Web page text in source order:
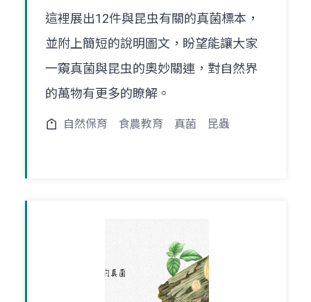
這裡展出12件與昆虫有關的真菌標本，
並附上簡短的說明圖文，盼望能讓大家
一窺真菌與昆虫的奧妙關連，對自然界
的萬物有更多的瞭解。
自然保育 食農教育 真菌 昆蟲